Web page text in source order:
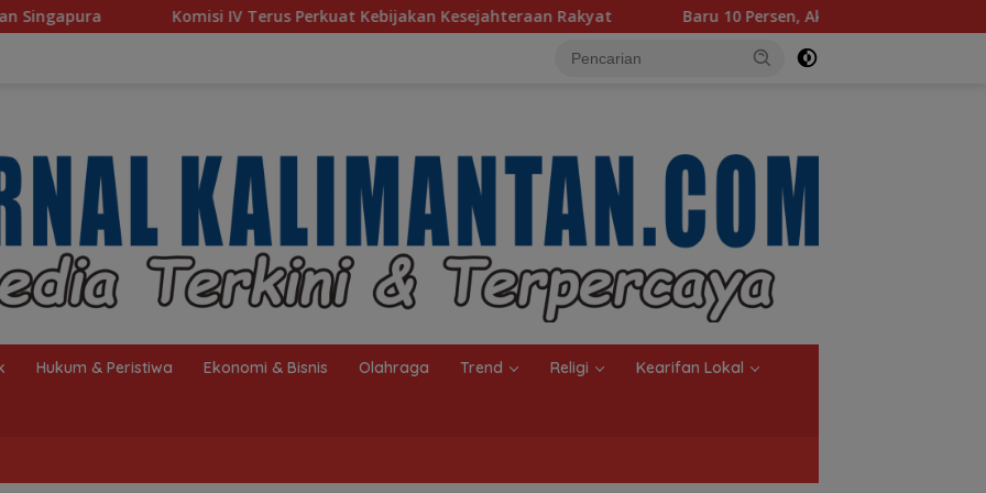
Perkuat Kebijakan Kesejahteraan Rakyat Baru 10 Persen, Aktivasi IKD Banjarmasin Didorong Tuntas 90 Persen
Hukum & Peristiwa Ekonomi & Bisnis Olahraga Trend Religi Kearifan Lokal